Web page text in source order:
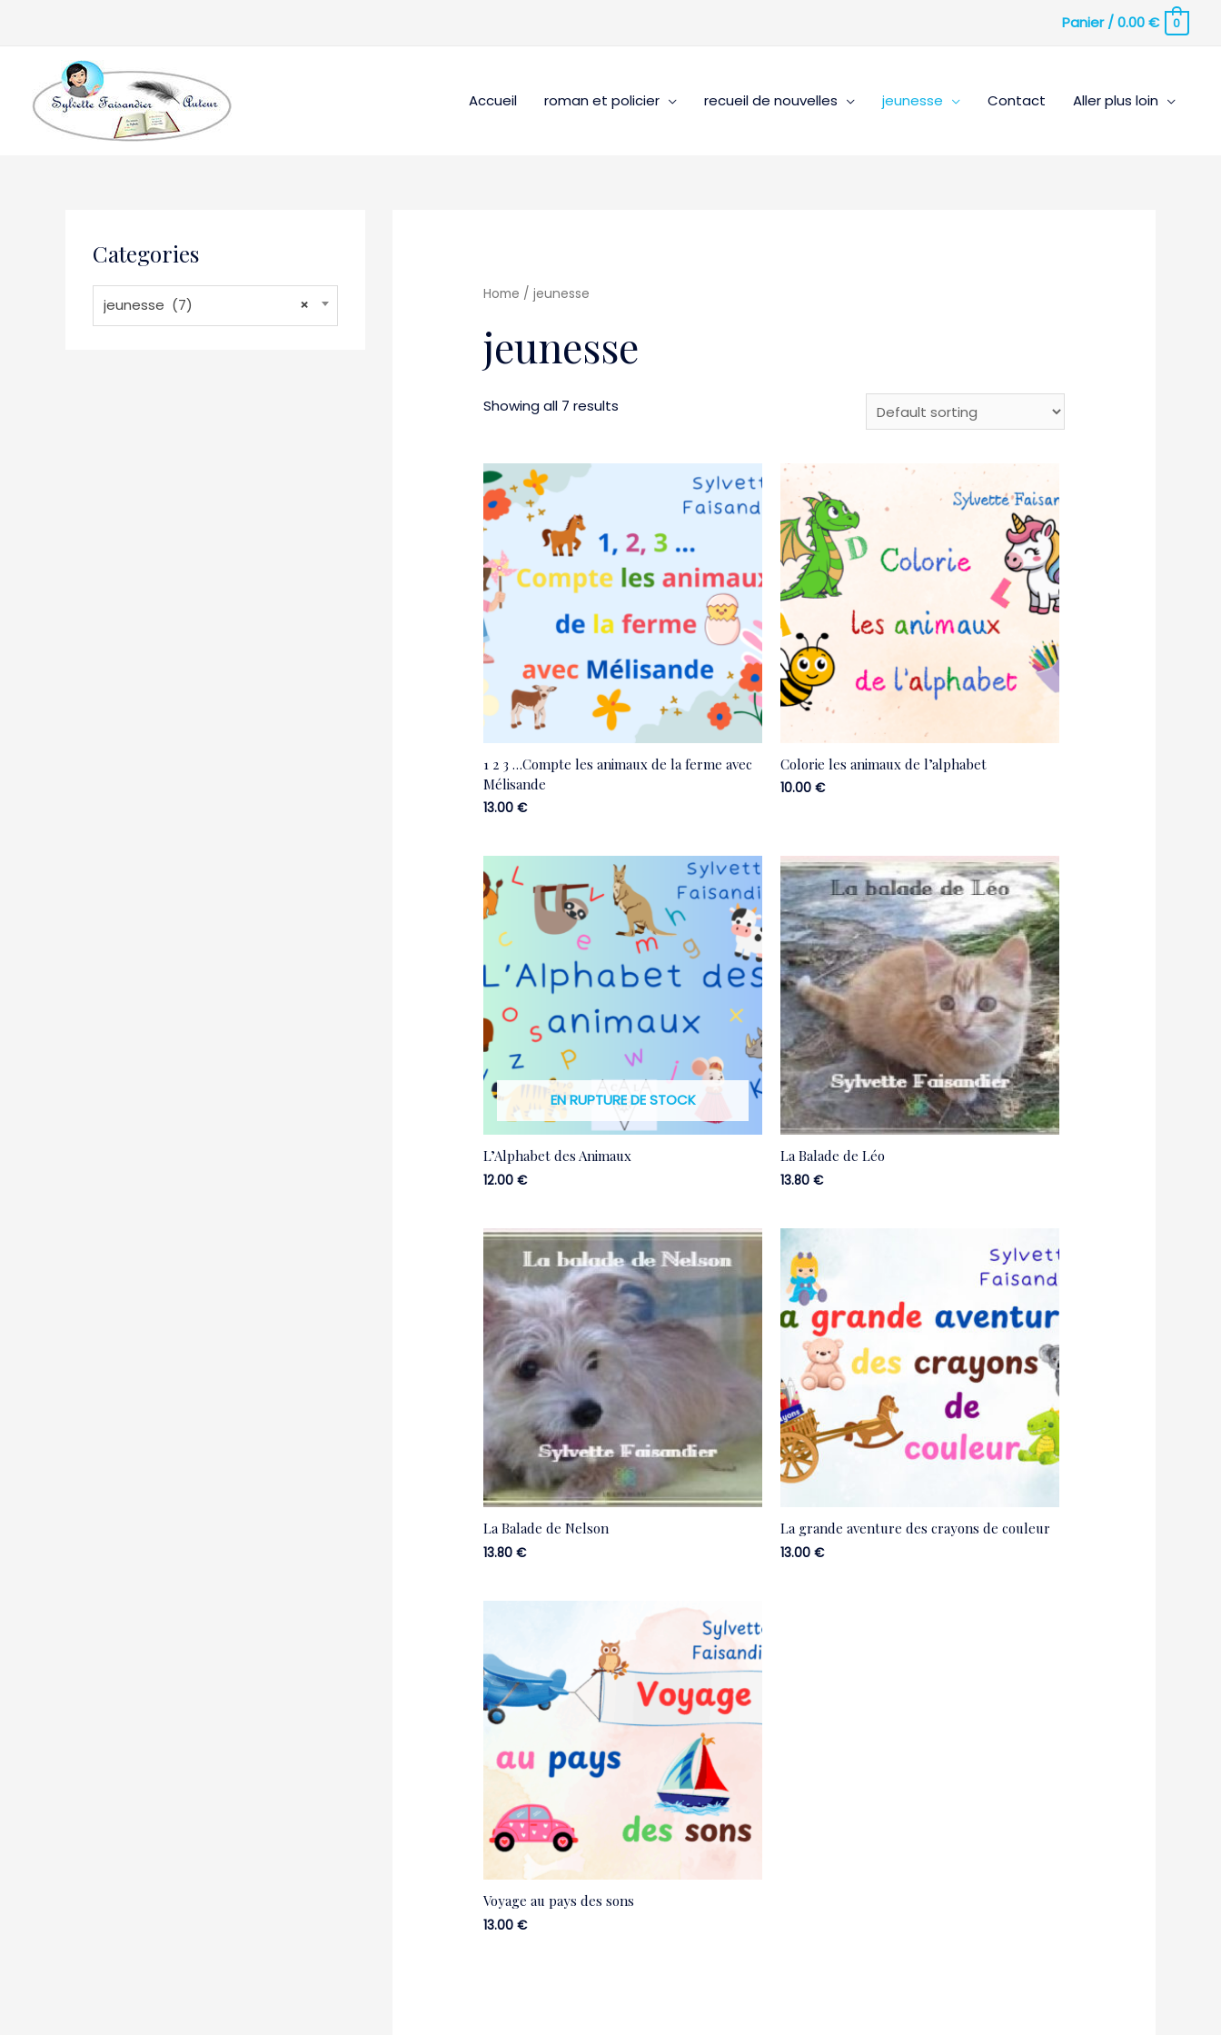
Panier/0.00€ 0
Accueil roman et policier recueil de nouvelles jeunesse Contact Aller plus loin
Categories
×
jeunesse (7)
Home / jeunesse
jeunesse
Showing all 7 results
1 2 3 …Compte les animaux de la ferme avec
Mélisande
13.00€
Colorie les animaux de l’alphabet
10.00€
EN RUPTURE DE STOCK
L’Alphabet des Animaux
12.00€
La Balade de Léo
13.80€
La Balade de Nelson
13.80€
La grande aventure des crayons de couleur
13.00€
Voyage au pays des sons
13.00€